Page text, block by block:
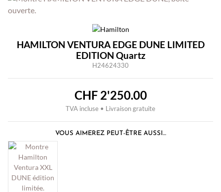
HAMILTON VENTURA EDGE DUNE LIMITED
EDITION Quartz
H24624330
CHF2'250.00
TVA incluse • Livraison gratuite
VOUS AIMEREZ PEUT-ÊTRE AUSSI…